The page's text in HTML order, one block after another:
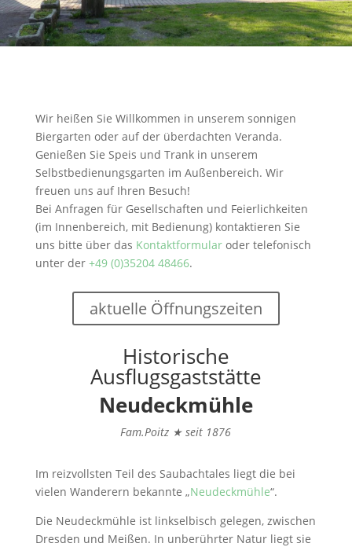
Wir heißen Sie Willkommen in unserem sonnigen
Biergarten oder auf der überdachten Veranda.
Genießen Sie Speis und Trank in unserem
Selbstbedienungsgarten im Außenbereich. Wir
freuen uns auf Ihren Besuch!
Bei Anfragen für Gesellschaften und Feierlichkeiten
(im Innenbereich, mit Bedienung) kontaktieren Sie
uns bitte über das Kontaktformularoder telefonisch
unter der +49 (0)35204 48466.
aktuelle Öffnungszeiten
Historische
Ausflugsgaststätte
Neudeckmühle
Fam.Poitz ★ seit 1876
Im reizvollsten Teil des Saubachtales liegt die bei
vielen Wanderern bekannte „Neudeckmühle“.
Die Neudeckmühle ist linkselbisch gelegen, zwischen
Dresden und Meißen. In unberührter Natur liegt sie